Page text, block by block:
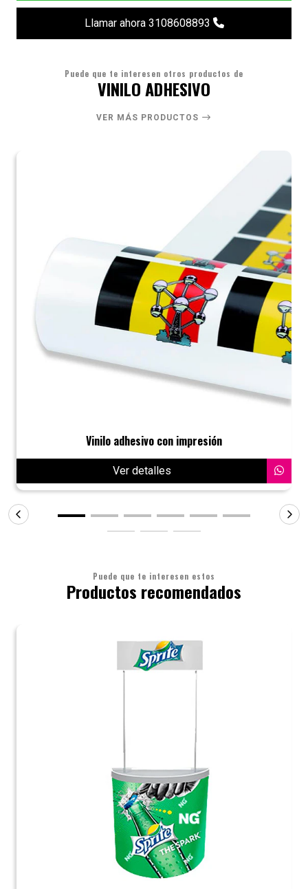
Llamar ahora 3108608893
Puede que te interesen otros productos de
VINILO ADHESIVO
VER MÁS PRODUCTOS
Vinilo adhesivo con impresión
Ver detalles
Puede que te interesen estos
Productos recomendados